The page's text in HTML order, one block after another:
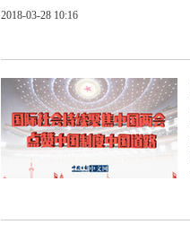
2018-03-28 10:16